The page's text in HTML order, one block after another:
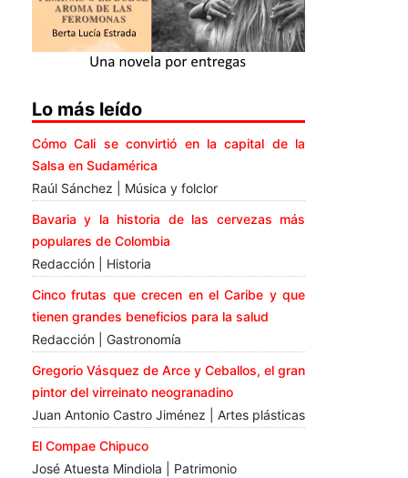
Lo más leído
Cómo Cali se convirtió en la capital de la
Salsa en Sudamérica
Raúl Sánchez | Música y folclor
Bavaria y la historia de las cervezas más
populares de Colombia
Redacción | Historia
Cinco frutas que crecen en el Caribe y que
tienen grandes beneficios para la salud
Redacción | Gastronomía
Gregorio Vásquez de Arce y Ceballos, el gran
pintor del virreinato neogranadino
Juan Antonio Castro Jiménez | Artes plásticas
El Compae Chipuco
José Atuesta Mindiola | Patrimonio